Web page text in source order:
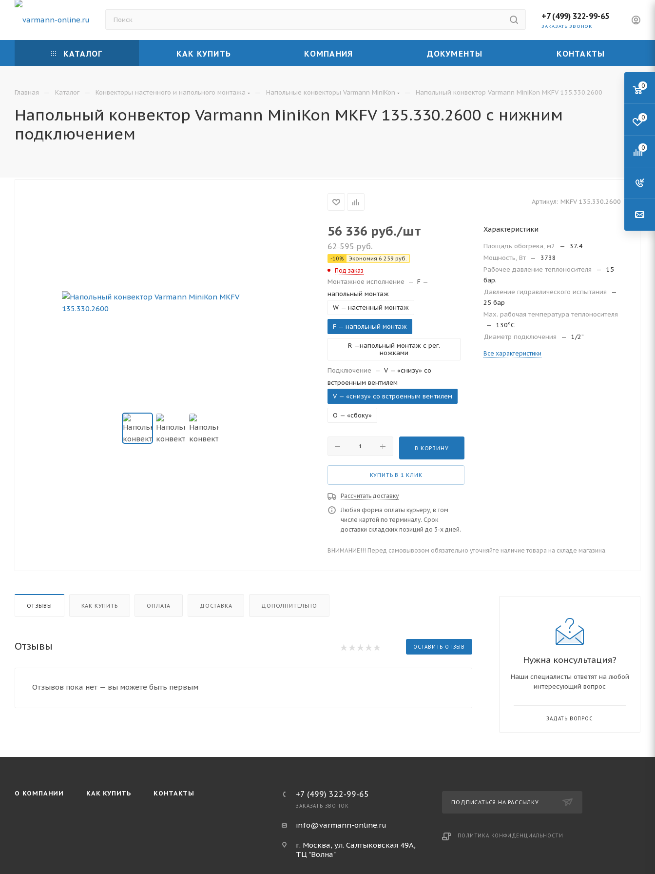
+7 (499) 322-99-65
ЗАКАЗАТЬ ЗВОНОК
КАТАЛОГ КАК КУПИТЬ КОМПАНИЯ ДОКУМЕНТЫ КОНТАКТЫ
Главная — Каталог — Конвекторы настенного и напольного монтажа — Напольные конвекторы Varmann MiniKon — Напольный конвектор Varmann MiniKon MKFV 135.330.2600
Напольный конвектор Varmann MiniKon MKFV 135.330.2600 с нижним
подключением
Артикул: MKFV 135.330.2600
56 336 руб./шт
62 595руб.
-10% Экономия 6 259 руб.
Под заказ
Монтажное исполнение — F —
напольный монтаж
W — настенный монтаж
F — напольный монтаж
R —напольный монтаж с рег.
ножками
Подключение — V — «снизу» со
встроенным вентилем
V — «снизу» со встроенным вентилем
O — «сбоку»
В КОРЗИНУ
КУПИТЬ В 1 КЛИК
Рассчитать доставку
Любая форма оплаты курьеру, в том
числе картой по терминалу. Срок
доставки складских позиций до 3-х дней.
Характеристики
Площадь обогрева, м2 —
37.4
Мощность, Вт
—
3738
Рабочее давление теплоносителя
—
15
бар.
Давление гидравлического испытания
—
25 бар
Мax. рабочая температура теплоносителя
—
130°С
Диаметр подключения
— 1/2”
Все характеристики
ВНИМАНИЕ!!! Перед самовывозом обязательно уточняйте наличие товара на складе магазина.
ОТЗЫВЫ КАК КУПИТЬ ОПЛАТА ДОСТАВКА ДОПОЛНИТЕЛЬНО
Отзывы ОСТАВИТЬ ОТЗЫВ
Отзывов пока нет — вы можете быть первым
Нужна консультация?
Наши специалисты ответят на любой
интересующий вопрос
ЗАДАТЬ ВОПРОС
О КОМПАНИИ КАК КУПИТЬ КОНТАКТЫ +7 (499) 322-99-65
ЗАКАЗАТЬ ЗВОНОК
info@varmann-online.ru
г. Москва, ул. Салтыковская 49А,
ТЦ "Волна"
ПОДПИСАТЬСЯ НА РАССЫЛКУ
ПОЛИТИКА КОНФИДЕНЦИАЛЬНОСТИ
0
0
0